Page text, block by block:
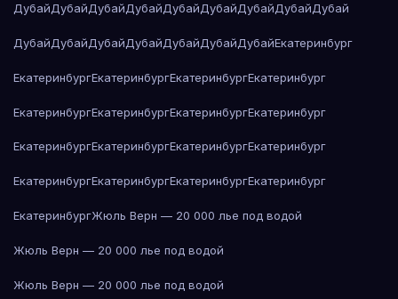
ДубайДубайДубайДубайДубайДубайДубайДубайДубай
ДубайДубайДубайДубайДубайДубайДубайЕкатеринбург
ЕкатеринбургЕкатеринбургЕкатеринбургЕкатеринбург
ЕкатеринбургЕкатеринбургЕкатеринбургЕкатеринбург
ЕкатеринбургЕкатеринбургЕкатеринбургЕкатеринбург
ЕкатеринбургЕкатеринбургЕкатеринбургЕкатеринбург
ЕкатеринбургЖюль Верн — 20 000 лье под водой
Жюль Верн — 20 000 лье под водой
Жюль Верн — 20 000 лье под водой